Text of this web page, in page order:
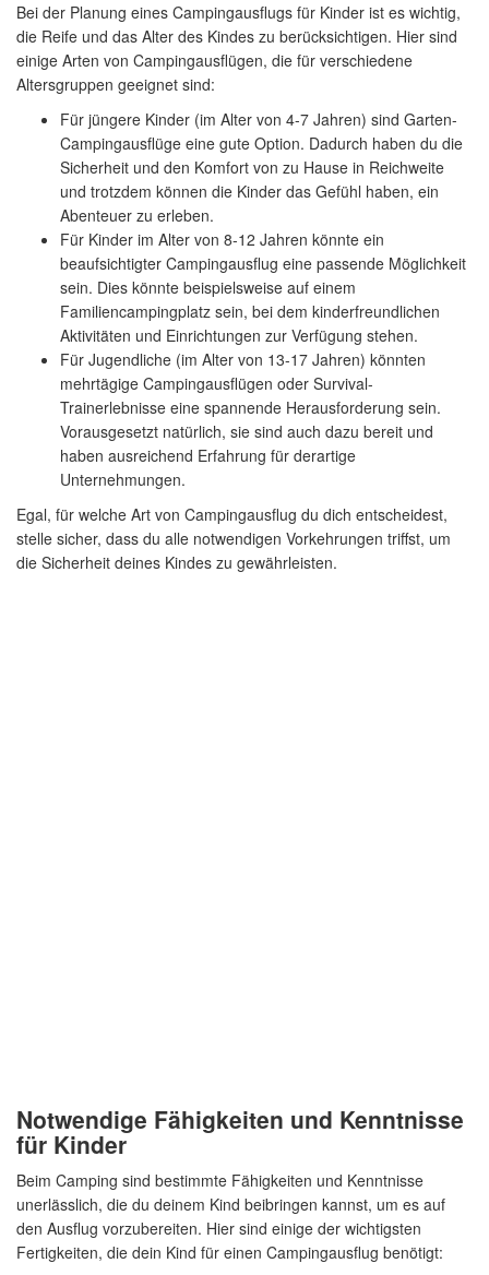
Bei der Planung eines Campingausflugs für Kinder ist es wichtig,
die Reife und das Alter des Kindes zu berücksichtigen. Hier sind
einige Arten von Campingausflügen, die für verschiedene
Altersgruppen geeignet sind:
Für jüngere Kinder (im Alter von 4-7 Jahren) sind Garten-
Campingausflüge eine gute Option. Dadurch haben du die
Sicherheit und den Komfort von zu Hause in Reichweite
und trotzdem können die Kinder das Gefühl haben, ein
Abenteuer zu erleben.
Für Kinder im Alter von 8-12 Jahren könnte ein
beaufsichtigter Campingausflug eine passende Möglichkeit
sein. Dies könnte beispielsweise auf einem
Familiencampingplatz sein, bei dem kinderfreundlichen
Aktivitäten und Einrichtungen zur Verfügung stehen.
Für Jugendliche (im Alter von 13-17 Jahren) könnten
mehrtägige Campingausflügen oder Survival-
Trainerlebnisse eine spannende Herausforderung sein.
Vorausgesetzt natürlich, sie sind auch dazu bereit und
haben ausreichend Erfahrung für derartige
Unternehmungen.
Egal, für welche Art von Campingausflug du dich entscheidest,
stelle sicher, dass du alle notwendigen Vorkehrungen triffst, um
die Sicherheit deines Kindes zu gewährleisten.
Notwendige Fähigkeiten und Kenntnisse
für Kinder
Beim Camping sind bestimmte Fähigkeiten und Kenntnisse
unerlässlich, die du deinem Kind beibringen kannst, um es auf
den Ausflug vorzubereiten. Hier sind einige der wichtigsten
Fertigkeiten, die dein Kind für einen Campingausflug benötigt: